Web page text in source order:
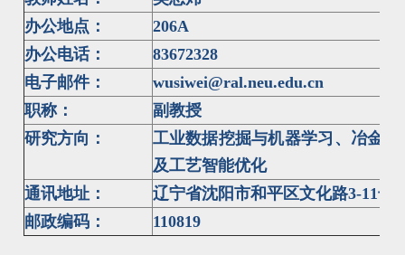
办公地点：
206A
办公电话：
83672328
电子邮件：
wusiwei@ral.neu.edu.cn
职称：
副教授
研究方向：
工业数据挖掘与机器学习、冶金
及工艺智能优化
通讯地址：
辽宁省沈阳市和平区文化路3-11号
邮政编码：
110819